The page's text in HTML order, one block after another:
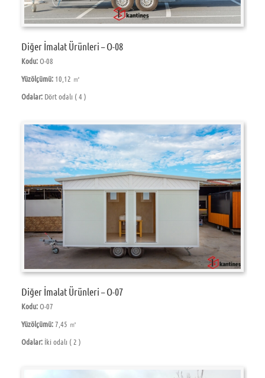
Diğer İmalat Ürünleri – O-08
Kodu:O-08
Yüzölçümü: 10,12 ㎡
Odalar: Dört odalı ( 4 )
Diğer İmalat Ürünleri – O-07
Kodu:O-07
Yüzölçümü:7,45 ㎡
Odalar: İki odalı ( 2 )